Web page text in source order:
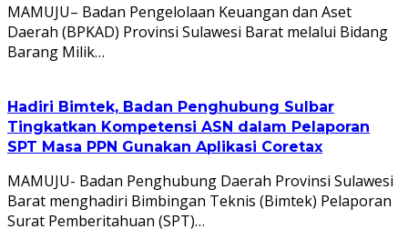
MAMUJU– Badan Pengelolaan Keuangan dan Aset
Daerah (BPKAD) Provinsi Sulawesi Barat melalui Bidang
Barang Milik…
Hadiri Bimtek, Badan Penghubung Sulbar
Tingkatkan Kompetensi ASN dalam Pelaporan
SPT Masa PPN Gunakan Aplikasi Coretax
MAMUJU- Badan Penghubung Daerah Provinsi Sulawesi
Barat menghadiri Bimbingan Teknis (Bimtek) Pelaporan
Surat Pemberitahuan (SPT)…